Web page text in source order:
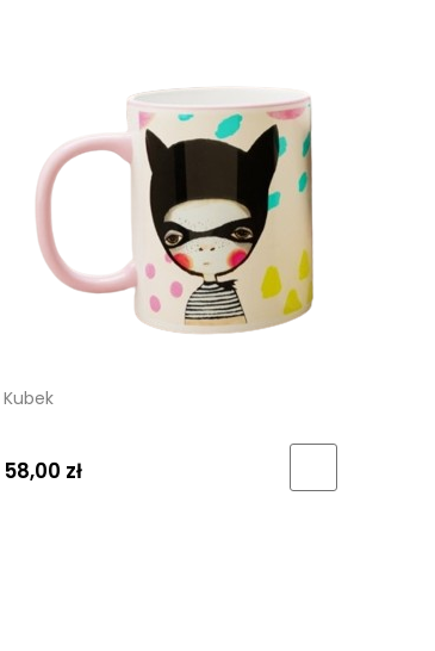
Kubek
58,00 zł